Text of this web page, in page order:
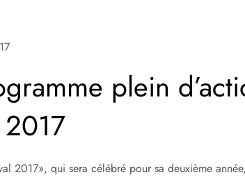
plein
2017», qui sera célébré pour sa deuxième